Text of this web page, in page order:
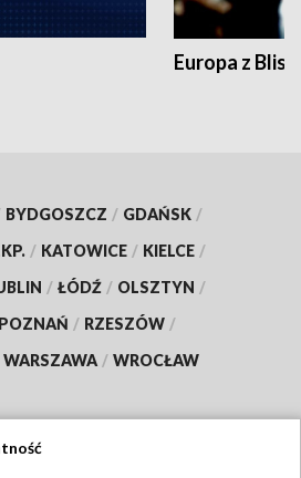
Europa z
BYDGOSZCZ / GDAŃSK /
/ KATOWICE / KIELCE /
/ ŁÓDŹ / OLSZTYN /
POZNAŃ / RZESZÓW /
WARSZAWA / WROCŁAW